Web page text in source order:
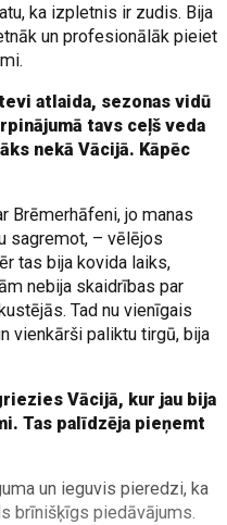
ka izpletnis ir zudis. Bija
un profesionālāk pieiet
tevi atlaida, sezonas vidū
tavs ceļš veda
nekā Vācijā. Kāpēc
Brēmerhāfeni, jo manas
sagremot, – vēlējos
tas bija kovida laiks,
nebija skaidrības par
Tad nu vienīgais
vienkārši paliktu tirgū, bija
Vācijā, kur jau bija
Tas palīdzēja pieņemt
un ieguvis pieredzi, ka
brīnišķīgs piedāvājums.